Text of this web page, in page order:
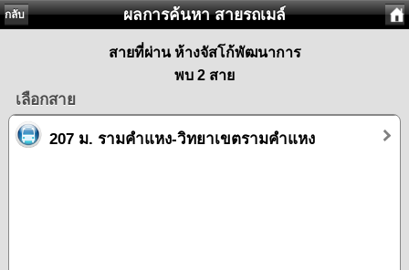
กลับ ผลการค้นหา สายรถเมล์
สายที่ผ่าน ห้างจัสโก้พัฒนาการ
พบ 2 สาย
เลือกสาย
207 ม. รามคำแหง-วิทยาเขตรามคำแหง